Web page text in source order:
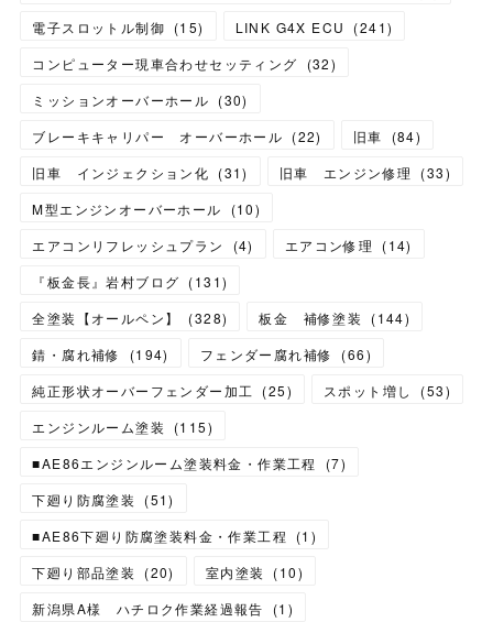
電子スロットル制御 (15) LINK G4X ECU (241)
コンピューター現車合わせセッティング
(32)
ミッションオーバーホール (30)
ブレーキキャリパー オーバーホール (22) 旧車 (84)
旧車 インジェクション化 (31) 旧車 エンジン修理 (33)
M型エンジンオーバーホール
(10)
エアコンリフレッシュプラン
(4) エアコン修理 (14)
『板金長』岩村ブログ (131)
全塗装【オールペン】
(328) 板金 補修塗装 (144)
錆・腐れ補修
(194) フェンダー腐れ補修 (66)
純正形状オーバーフェンダー加工
(25) スポット増し (53)
エンジンルーム塗装
(115)
■AE86エンジンルーム塗装料金・作業工程
(7)
下廻り防腐塗装
(51)
■AE86下廻り防腐塗装料金・作業工程
(1 )
下廻り部品塗装
(20) 室内塗装 (10)
新潟県A様 ハチロク作業経過報告
(1 )